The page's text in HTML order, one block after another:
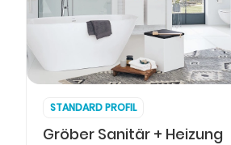
STANDARD PROFIL
Gröber Sanitär + Heizung